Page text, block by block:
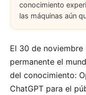
conocimiento
las máquinas aún
El 30 de
permanente el
del conocimiento:
ChatGPT para el